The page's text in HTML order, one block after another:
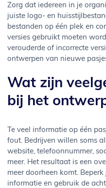
Zorg dat iedereen in je
juiste logo- en
bestanden op één plek en
versies gebruikt moeten
verouderde of incorrecte
ontwerpen van nieuwe
Wat zijn
bij het
Te veel informatie op één
fout. Bedrijven willen soms
website, telefoonnummer,
meer. Het resultaat is een
meer doorheen komt.
informatie en gebruik de